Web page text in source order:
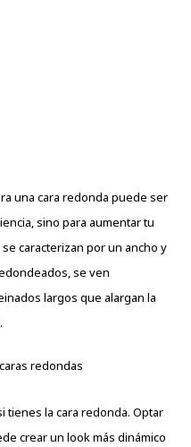
una cara redonda puede ser
sino para aumentar tu
caracterizan por un ancho y
se ven
largos que alargan la
tienes la cara redonda. Optar
crear un look más dinámico